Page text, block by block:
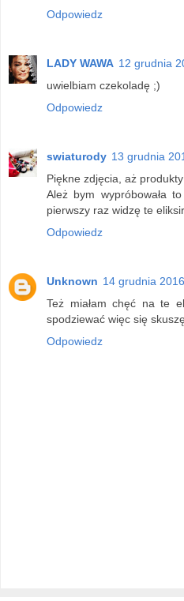
Odpowiedz
LADY WAWA 12 grudnia
uwielbiam czekoladę ;)
Odpowiedz
swiaturody 13 grudnia
Piękne zdjęcia, aż
Ależ bym wypróbowała
pierwszy raz widzę te
Odpowiedz
Unknown 14 grudnia
Też miałam chęć na te
spodziewać więc się
Odpowiedz